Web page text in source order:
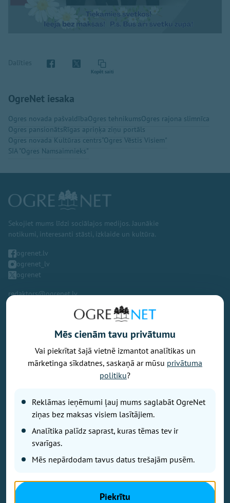
Dalīties
Kopēt saiti
OgreNet iesaka
Ogres novada pašvaldībaOgres tehnikumsOgres rajona slimnīca
Ogres pansionātsRīgas apriņķa ziņu portāls
Ogres novada Kultūras centrs"Ogres Vēstis Visiem"
SIA "Ogres Namsaimnieks"
Sekojiet mums līdzi sociālajos medijos. Jaunākie
notikumi, interesanti stāsti, izklaide un kultūra.
ogrenet.lv
ogrenet_lv
ogrenet
redaktors@ogrenet.lv
Vēlaties izteikt savu viedokli par portālu? Pamanījāt kļūdu? Ir
problēma, ko vēlaties apspriest publiski? Vēlaties iesūtīt rakstu par
Jums aktuālu tēmu? Varbūt Jums vajadzīgs padoms? Rakstiet uz
Izdevējs: SIA "Ogres Balss".
Juridiskā adrese: Lāčplēša iela 24
Ētikas kodeks
Autortiesības
Mēs cienām tavu privātumu
Vai piekrītat šajā vietnē izmantot analītikas un
mārketinga sīkdatnes, saskaņā ar mūsu privātuma
politiku?
Reklāmas ieņēmumi ļauj mums saglabāt OgreNet
ziņas bez maksas visiem lasītājiem.
Analītika palīdz saprast, kuras tēmas tev ir
svarīgas.
Mēs nepārdodam tavus datus trešajām pusēm.
Piekrītu